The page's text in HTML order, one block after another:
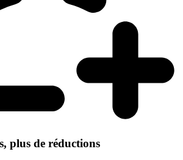
plus de réductions